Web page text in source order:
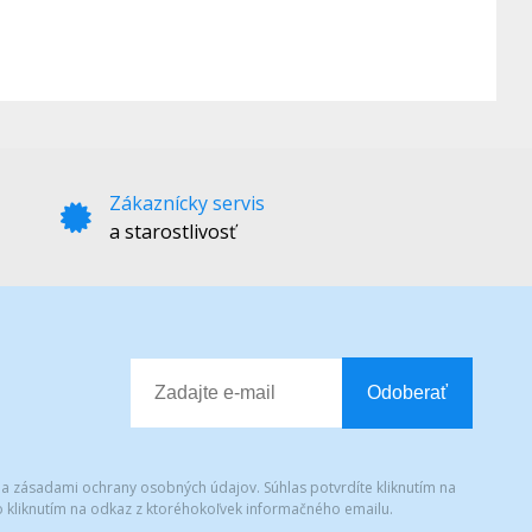
Zákaznícky servis
a starostlivosť
Odoberať
ochrany osobných údajov. Súhlas potvrdíte kliknutím na
na odkaz z ktoréhokoľvek informačného emailu.